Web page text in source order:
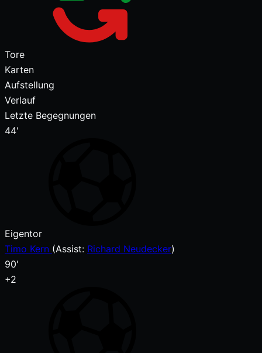
Tore
Karten
Aufstellung
Verlauf
Letzte Begegnungen
44'
Eigentor
Timo Kern (Assist: Richard Neudecker)
90'
+2